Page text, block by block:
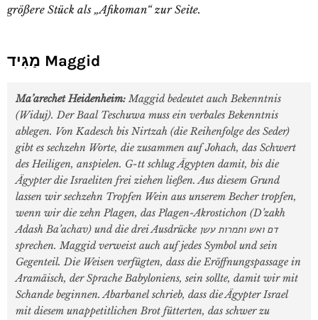
größere Stück als „Afikoman“ zur Seite.
מַגִּיד Maggid
Ma’arechet Heidenheim:Maggid bedeutet auch Bekenntnis
(Widuj). Der Baal Teschuwa muss ein verbales Bekenntnis
ablegen. Von Kadesch bis Nirtzah (die Reihenfolge des Seder)
gibt es sechzehn Worte, die zusammen auf Johach, das Schwert
des Heiligen, anspielen. G-tt schlug Ägypten damit, bis die
Ägypter die Israeliten frei ziehen ließen. Aus diesem Grund
lassen wir sechzehn Tropfen Wein aus unserem Becher tropfen,
wenn wir die zehn Plagen, das Plagen-Akrostichon (D’zakh
Adash Ba’achav) und die drei Ausdrücke דם ואש ותמרות עשן
sprechen. Maggid verweist auch auf jedes Symbol und sein
Gegenteil. Die Weisen verfügten, dass die Eröffnungspassage in
Aramäisch, der Sprache Babyloniens, sein sollte, damit wir mit
Schande beginnen. Abarbanel schrieb, dass die Ägypter Israel
mit diesem unappetitlichen Brot fütterten, das schwer zu